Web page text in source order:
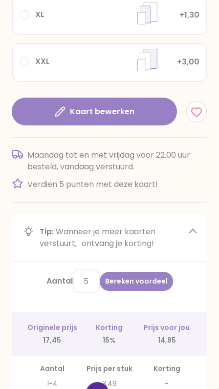
XXL +3,00
XL +1,30
Kaart bewerken
Maandag tot en met vrijdag voor 22.00 uur
besteld, vandaag verstuurd.
Verdien 5 punten met deze kaart!
Tip:Wanneer je meer kaarten
verstuurt, ontvang je korting!
Aantal Bereken voordeel
Originele prijs Korting
Prijs voor jou
17,45
15% 14,85
Aantal Prijs per stuk
Korting
1-4
3,49
-